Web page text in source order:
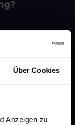
Über Cookies
Anzeigen zu